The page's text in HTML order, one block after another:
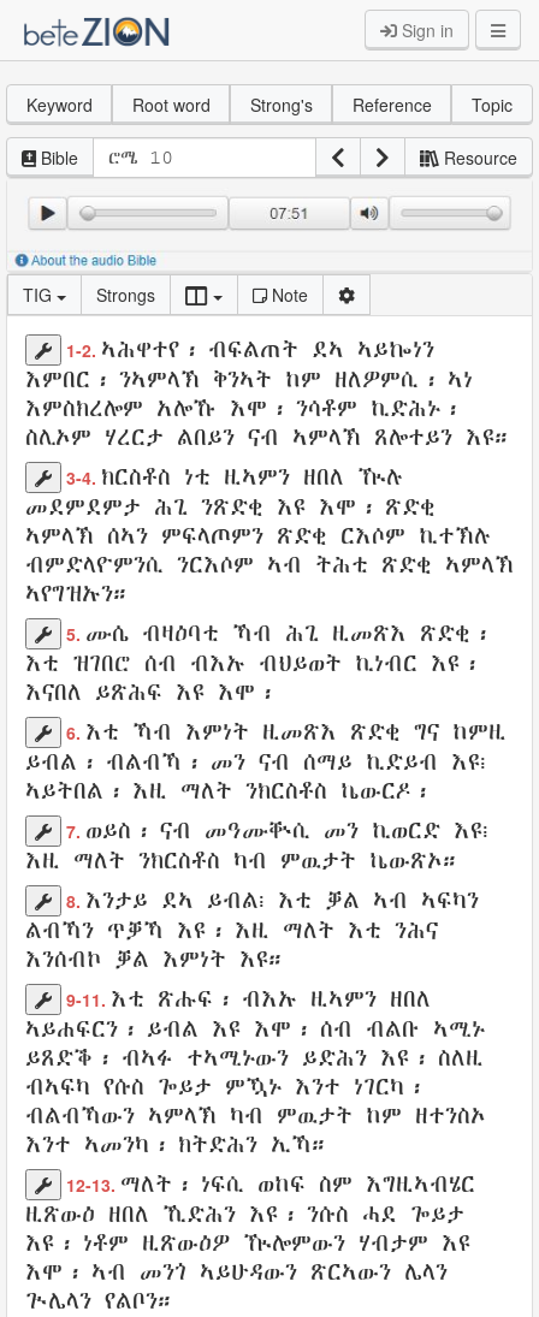
Sign in
Keyword Root word Strong's Reference Topic
Bible Resource
TIG Strongs Note
1-2. ኣሕዋተየ ፡ ብፍልጠት ደኣ ኣይኰነን
እምበር፡ ንኣምላኽ ቅንኣት ከም ዘለዎምሲ፡ ኣነ
እምስክረሎም አሎኹ እሞ፡ ንሳቶም ኪድሕኑ ፡
ስሊኦም ሃረርታ ልበይን ናብ ኣምላኽ ጸሎተይን እዩ።
3-4. ክርስቶስ ነቲ ዚኣምን ዘበለ ዂሉ
መደምደምታ ሕጊ ንጽድቂ እዩ እሞ፡ ጽድቂ
ኣምላኽ ሰኣን ምፍላጦምን ጽድቂ ርእሶም ኪተኽሉ
ብምድላዮምንሲ ንርእሶም ኣብ ትሕቲ ጽድቂ ኣምላኽ
ኣየግዝኡን።
5. ሙሴ ብዛዕባቲ ኻብ ሕጊ ዚመጽእ ጽድቂ ፡
እቲ ዝገበሮ ሰብ ብእኡ ብህይወት ኪነብር እዩ፡
እናበለ ይጽሕፍ እዩ እሞ፡
6. እቲ ኻብ እምነት ዚመጽእ ጽድቂ ግና ከምዚ
ይብል ፡ ብልብኻ ፡ መን ናብ ሰማይ ኪድይብ እዩ፧
ኣይትበል ፡ እዚ ማለት ንክርስቶስ ኬውርዶ ፡
7. ወይስ ፡ ናብ መዓሙቝሲ መን ኪወርድ እዩ፧
እዚ ማለት ንክርስቶስ ካብ ምዉታት ኬውጽኦ።
8. እንታይ ደኣ ይብል፧ እቲ ቓል ኣብ ኣፍካን
ልብኻን ጥቓኻ እዩ፡ እዚ ማለት እቲ ንሕና
እንሰብኮ ቓል እምነት እዩ።
9-11. እቲ ጽሑፍ ፡ ብእኡ ዚኣምን ዘበለ
ኣይሐፍርን ፡ ይብል እዩ እሞ፡ ሰብ ብልቡ ኣሚኑ
ይጸድቕ ፡ ብኣፉ ተኣሚኑውን ይድሕን እዩ፡ ስለዚ
ብኣፍካ የሱስ ጐይታ ምዃኑ እንተ ነገርካ፡
ብልብኻውን ኣምላኽ ካብ ምዉታት ከም ዘተንስኦ
እንተ ኣመንካ ፡ ክትድሕን ኢኻ።
12-13. ማለት፡ ነፍሲ ወከፍ ስም እግዚኣብሄር
ዚጽውዕ ዘበለ ኺድሕን እዩ፡ ንሱስ ሓደ ጐይታ
እዩ፡ ነቶም ዚጽውዕዎ ዂሎምውን ሃብታም እዩ
እሞ፡ ኣብ መንጎ ኣይሁዳውን ጽርኣውን ሌላን
ጒሌላን የልቦን።